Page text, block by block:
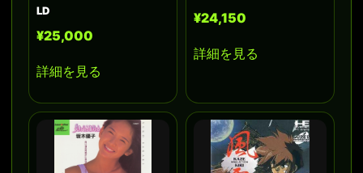
LD
¥25,000
詳細を見る
¥24,150
詳細を見る